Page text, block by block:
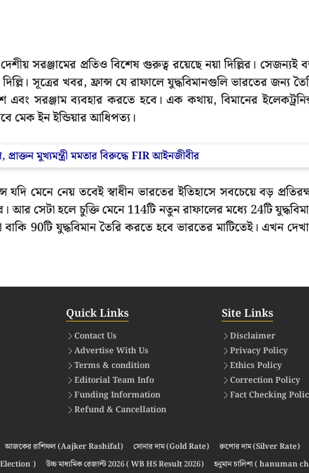
সরঞ্জামের প্রতিও বিশেষ গুরুত্ব রয়েছে নয়া দিল্লির। সেজন্যই
সূত্রের খবর, ফ্রান্স যে রাফালে যুদ্ধবিমানগুলি ভারতের জন্য
এবং সরঞ্জাম ব্যবহার করতে হবে। এক কথায়, বিমানের
মেক ইন ইন্ডিয়ার আধিপত্য।
প্রাক্তন মুখ্যমন্ত্রী মমতার বিরুদ্ধে FIR আইনজীবীর
যদি মেনে নেয় তবেই স্বাধীন ভারতের ইতিহাসে সবচেয়ে বড়
আর সেটা হলে চুক্তি মেনে 114টি নতুন রাফালের মধ্যে 24টি
90টি যুদ্ধবিমান তৈরি করতে হবে ভারতের মাটিতেই। এখন
Quick Links
Contact Us
Advertise With Us
Terms & condition
Editorial Team Info
Funding Information
Refund & Cancellation
Site Links
Disclaimer
Privacy Policy
Ethics Policy
Correction Policy
Fact Checking
আজকের রাশিফল (Aajker Rashifal) সোনার দাম (Gold Rate) রুপোর দাম (Silver Rate)
Election ) উচ্চ মাধ্যমিক রেজাল্ট 2026 ( WB HS Result 2026) হনুমান চালিশা ( hanuman